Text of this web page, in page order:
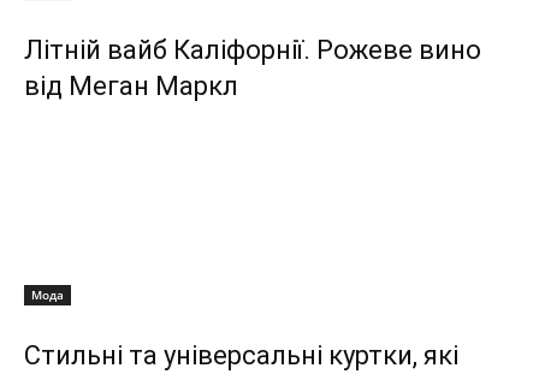
Літній вайб Каліфорнії. Рожеве вино
від Меган Маркл
Мода
Стильні та універсальні куртки, які